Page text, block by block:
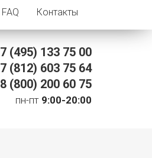
FAQ Контакты
7 (495) 133 75 00
7 (812) 603 75 64
8 (800) 200 60 75
пн-пт 9:00-20:00